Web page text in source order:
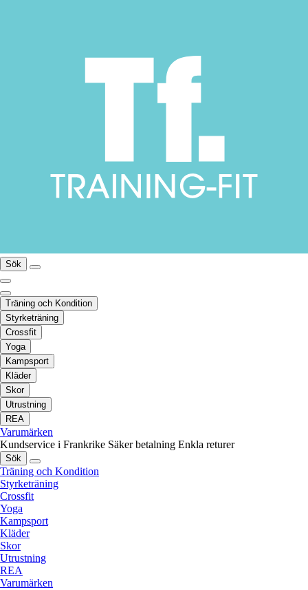
Sök
Träning och Kondition
Styrketräning
Crossfit
Yoga
Kampsport
Kläder
Skor
Utrustning
REA
Varumärken
Kundservice i Frankrike Säker betalning Enkla returer
Sök
Träning och Kondition
Styrketräning
Crossfit
Yoga
Kampsport
Kläder
Skor
Utrustning
REA
Varumärken